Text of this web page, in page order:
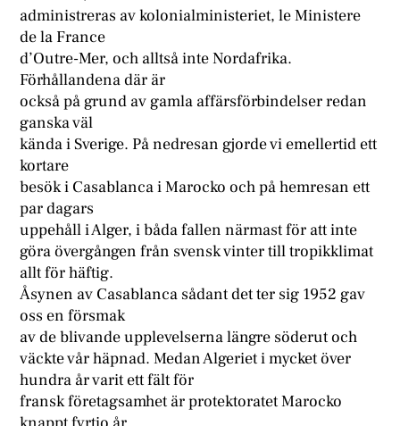
administreras av kolonialministeriet, le Ministere
de la France
d’Outre-Mer, och alltså inte Nordafrika.
Förhållandena där är
också på grund av gamla affärsförbindelser redan
ganska väl
kända i Sverige. På nedresan gjorde vi emellertid ett
kortare
besök i Casablanca i Marocko och på hemresan ett
par dagars
uppehåll i Alger, i båda fallen närmast för att inte
göra övergången från svensk vinter till tropikklimat
allt för häftig.
Åsynen av Casablanca sådant det ter sig 1952 gav
oss en försmak
av de blivande upplevelserna längre söderut och
väckte vår häpnad. Medan Algeriet i mycket över
hundra år varit ett fält för
fransk företagsamhet är protektoratet Marocko